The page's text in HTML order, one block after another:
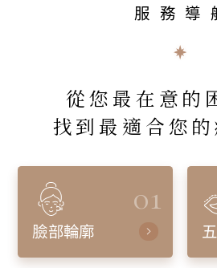
服務導
從您最在意的
找到最適合您
01
臉部輪廓